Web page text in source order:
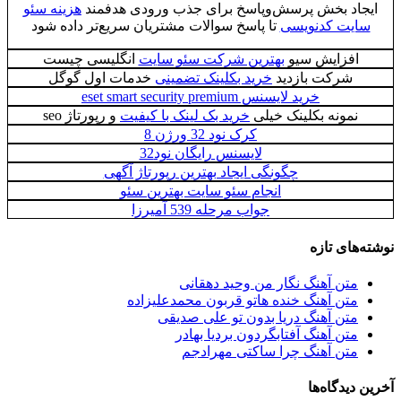
ایجاد بخش پرسش‌وپاسخ برای جذب ورودی هدفمند هزینه سئو
سایت کدنویسی تا پاسخ سوالات مشتریان سریع‌تر داده شود
افزایش سیو بهترین شرکت سئو سایت انگلیسی چیست
شرکت بازدید خرید بکلینک تضمینی خدمات اول گوگل
خرید لایسنس eset smart security premium
نمونه بکلینک خیلی خرید بک لینک با کیفیت و رپورتاژ seo
کرک نود 32 ورژن 8
لایسنس رایگان نود32
چگونگی ایجاد بهترین رپورتاژ آگهی
انجام سئو سایت بهترین سئو
جواب مرحله 539 آمیرزا
نوشته‌های تازه
متن آهنگ نگار من وحید دهقانی
متن آهنگ خنده هاتو قربون محمدعلیزاده
متن آهنگ دریا بدون تو علی صدیقی
متن آهنگ آفتابگردون بردیا بهادر
متن آهنگ چرا ساکتی مهرادجم
آخرین دیدگاه‌ها